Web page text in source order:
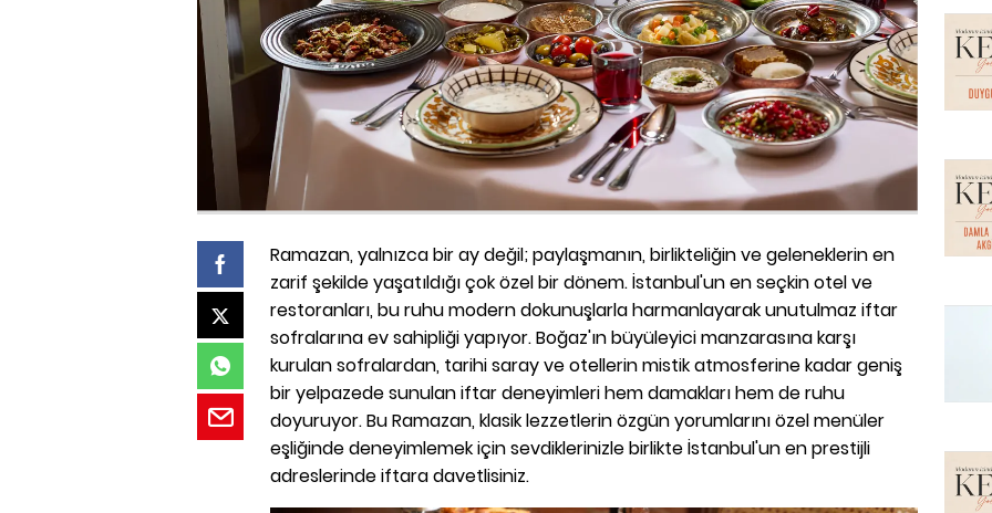
Ramazan, yalnızca bir ay değil; paylaşmanın, birlikteliğin ve geleneklerin en
zarif şekilde yaşatıldığı çok özel bir dönem. İstanbul'un en seçkin otel ve
restoranları, bu ruhu modern dokunuşlarla harmanlayarak unutulmaz iftar
sofralarına ev sahipliği yapıyor. Boğaz'ın büyüleyici manzarasına karşı
kurulan sofralardan, tarihi saray ve otellerin mistik atmosferine kadar geniş
bir yelpazede sunulan iftar deneyimleri hem damakları hem de ruhu
doyuruyor. Bu Ramazan, klasik lezzetlerin özgün yorumlarını özel menüler
eşliğinde deneyimlemek için sevdiklerinizle birlikte İstanbul'un en prestijli
adreslerinde iftara davetlisiniz.